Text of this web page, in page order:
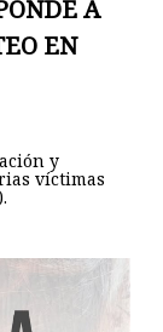
A
EN
y
víctimas